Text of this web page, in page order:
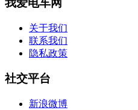
我爱电车网
关于我们
联系我们
隐私政策
社交平台
新浪微博